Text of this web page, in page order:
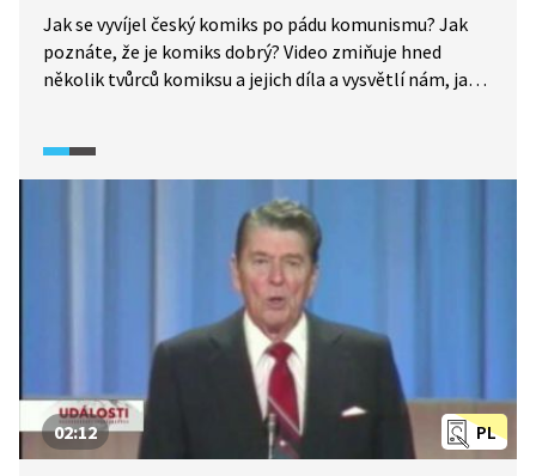
Jak se vyvíjel český komiks po pádu komunismu? Jak
poznáte, že je komiks dobrý? Video zmiňuje hned
několik tvůrců komiksu a jejich díla a vysvětlí nám, jaké
PL
02:12